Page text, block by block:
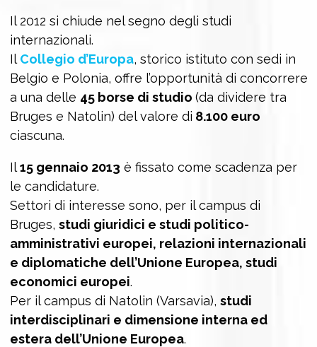
Il 2012 si chiude nel segno degli studi
internazionali.
Il Collegio d’Europa, storico istituto con sedi in
Belgio e Polonia, offre l’opportunità di concorrere
a una delle 45 borse di studio (da dividere tra
Bruges e Natolin) del valore di 8.100 euro
ciascuna.
Il15 gennaio 2013 è fissato come scadenza per
le candidature.
Settori di interesse sono, per il campus di
Bruges, studi giuridici e studi politico-
amministrativi europei, relazioni internazionali
e diplomatiche dell’Unione Europea, studi
economici europei.
Per il campus di Natolin (Varsavia), studi
interdisciplinari e dimensione interna ed
estera dell’Unione Europea.